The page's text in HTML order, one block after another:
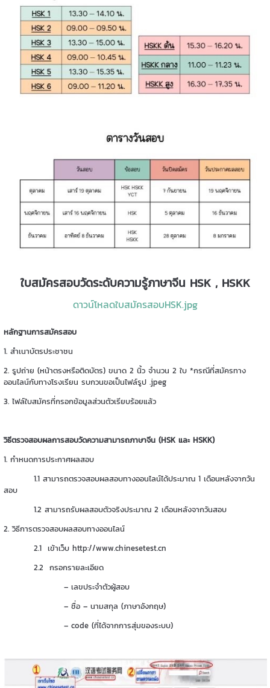
ใบสมัครสอบวัดระดับความรู้ภาษาจีน HSK , HSKK
ดาวน์โหลดใบสมัครสอบHSK.jpg
หลักฐานการสมัครสอบ
1. สำเนาบัตรประชาชน
2. รูปถ่าย (หน้าตรงหรือติดบัตร) ขนาด 2 นิ้ว จำนวน 2 ใบ *กรณีที่สมัครทาง
ออนไลน์กับทางโรงเรียน รบกวนขอเป็นไฟล์รูป .jpeg
3. ไฟล์ใบสมัครที่กรอกข้อมูลส่วนตัวเรียบร้อยแล้ว
วิธีตรวจสอบผลการสอบวัดความสามารถภาษาจีน (HSK และ HSKK)
1. กำหนดการประกาศผลสอบ
1.1 สามารถตรวจสอบผลสอบทางออนไลน์ได้ประมาณ 1 เดือนหลังจากวัน
สอบ
1.2 สามารถรับผลสอบตัวจริงประมาณ 2 เดือนหลังจากวันสอบ
2. วิธีการตรวจสอบผลสอบทางออนไลน์
2.1 เข้าเว็บ http://www.chinesetest.cn
2.2 กรอกรายละเอียด
– เลขประจำตัวผู้สอบ
– ชื่อ – นามสกุล (ภาษาอังกฤษ)
– code (ที่ได้จากการสุ่มของระบบ)